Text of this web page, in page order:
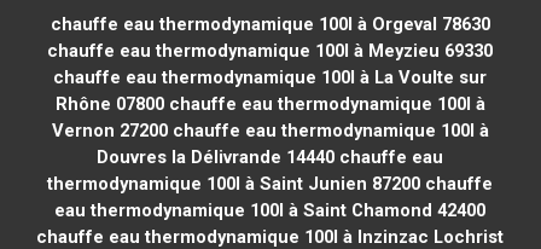
chauffe eau thermodynamique 100l à Orgeval 78630
chauffe eau thermodynamique 100l à Meyzieu 69330
chauffe eau thermodynamique 100l à La Voulte sur
Rhône 07800chauffe eau thermodynamique 100l à
Vernon 27200chauffe eau thermodynamique 100l à
Douvres la Délivrande 14440 chauffe eau
thermodynamique 100l à Saint Junien 87200 chauffe
eau thermodynamique 100l à Saint Chamond 42400
chauffe eau thermodynamique 100l à Inzinzac Lochrist